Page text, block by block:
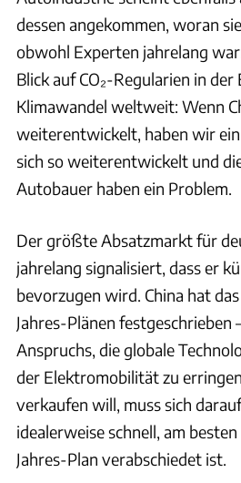
dessen angekommen, woran
obwohl Experten jahrelang
Blick auf CO₂-Regularien in der
Klimawandel weltweit: Wenn
weiterentwickelt, haben wir
sich so weiterentwickelt und
Autobauer haben ein Problem.
Der größte Absatzmarkt für
jahrelang signalisiert, dass er
bevorzugen wird. China hat
Jahres-Plänen festgeschrieben
Anspruchs, die globale
der Elektromobilität zu
verkaufen will, muss sich
idealerweise schnell, am
Jahres-Plan verabschiedet ist.